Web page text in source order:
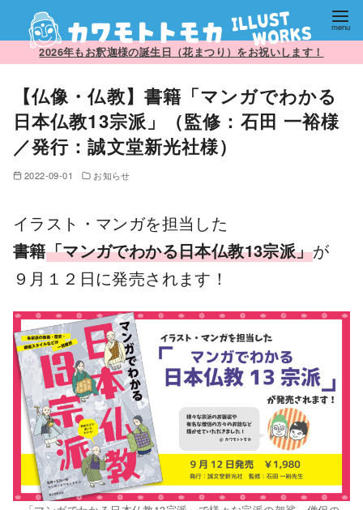
2026年もお釈迦様の誕生日（花まつり）をお祝いします！
【仏像・仏教】書籍「マンガでわかる
日本仏教13宗派」（監修：石田 一裕様
／発行：誠文堂新光社様）
2022-09-01 お知らせ
イラスト・マンガを担当した
書籍「マンガでわかる日本仏教13宗派」が
９月１２日に発売されます！